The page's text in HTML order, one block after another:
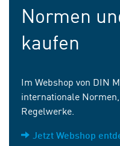
Normen
kaufen
Im Webshop von DIN
internationale
Regelwerke.
Jetzt Webshop